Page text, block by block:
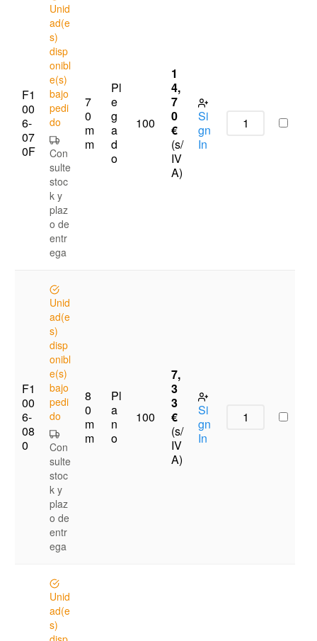
F1
00
6-
07
0F
Unid
ad(e
s)
disp
onibl
e(s)
bajo
pedi
do
Con
sulte
stoc
k y
plaz
o de
entr
ega
7
0
m
m
Pl
e
g
a
d
o
100
1
4,
7
0
€
(s/
IV
A)
Si
gn
In
F1
00
6-
08
0
Unid
ad(e
s)
disp
onibl
e(s)
bajo
pedi
do
Con
sulte
stoc
k y
plaz
o de
entr
ega
8
0
m
m
Pl
a
n
o
100
7,
3
3
€
(s/
IV
A)
Si
gn
In
Unid
ad(e
s)